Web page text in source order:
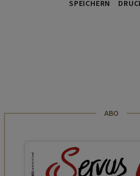
SPEICHERN
ABO